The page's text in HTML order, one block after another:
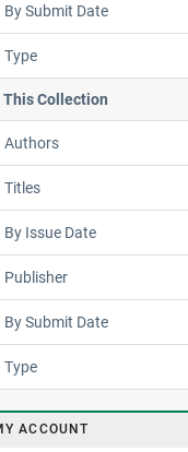
By Submit Date
Type
This Collection
Authors
Titles
By Issue Date
Publisher
By Submit Date
Type
ACCOUNT